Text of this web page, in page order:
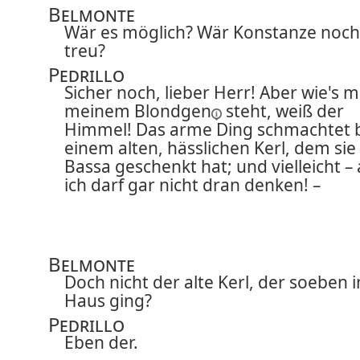
Belmonte
Wär es möglich? Wär Konstanze noch
treu?
Pedrillo
Sicher noch, lieber Herr! Aber wie's
meinem Blondgen
steht, weiß der
Himmel! Das arme Ding schmachtet
einem alten, hässlichen Kerl, dem
Bassa geschenkt hat; und vielleicht –
ich darf gar nicht dran denken! –
Belmonte
Doch nicht der alte Kerl, der soeben
Haus ging?
Pedrillo
Eben der.